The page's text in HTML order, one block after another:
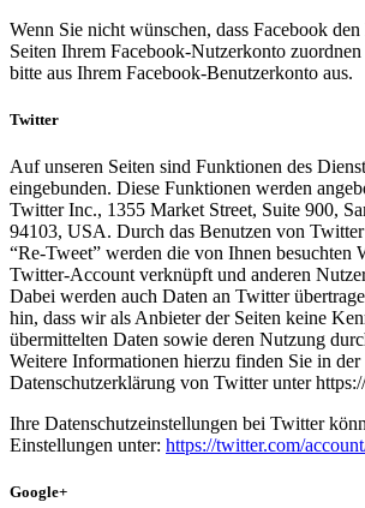
Wenn Sie nicht wünschen, dass Facebook
Seiten Ihrem Facebook-Nutzerkonto
bitte aus Ihrem Facebook-Benutzerkonto aus.
Twitter
Auf unseren Seiten sind Funktionen des
eingebunden. Diese Funktionen werden
Twitter Inc., 1355 Market Street, Suite 900,
94103, USA. Durch das Benutzen von
“Re-Tweet” werden die von Ihnen besuchten
Twitter-Account verknüpft und anderen
Dabei werden auch Daten an Twitter
hin, dass wir als Anbieter der Seiten keine
übermittelten Daten sowie deren Nutzung
Weitere Informationen hierzu finden Sie in der
Datenschutzerklärung von Twitter unter
Ihre Datenschutzeinstellungen bei Twitter
Einstellungen unter: https://twitter.com/
Google+